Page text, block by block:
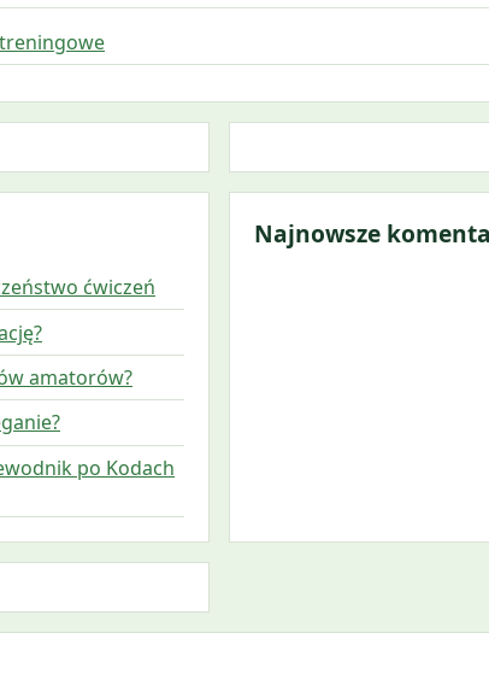
ćwiczeń
amatorów?
po Kodach
Najnowsze